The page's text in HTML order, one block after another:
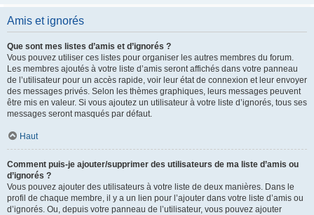
Amis et ignorés
Que sont mes listes d’amis et d’ignorés ?
Vous pouvez utiliser ces listes pour organiser les autres membres du forum.
Les membres ajoutés à votre liste d’amis seront affichés dans votre panneau
de l’utilisateur pour un accès rapide, voir leur état de connexion et leur envoyer
des messages privés. Selon les thèmes graphiques, leurs messages peuvent
être mis en valeur. Si vous ajoutez un utilisateur à votre liste d’ignorés, tous ses
messages seront masqués par défaut.
Haut
Comment puis-je ajouter/supprimer des utilisateurs de ma liste d’amis ou
d’ignorés ?
Vous pouvez ajouter des utilisateurs à votre liste de deux manières. Dans le
profil de chaque membre, il y a un lien pour l’ajouter dans votre liste d’amis ou
d’ignorés. Ou, depuis votre panneau de l’utilisateur, vous pouvez ajouter